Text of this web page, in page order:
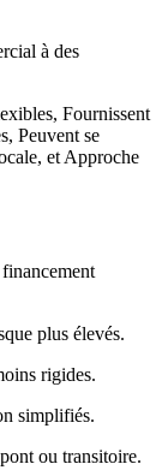
à des
Fournissent
Peuvent se
et Approche
plus élevés.
rigides.
simplifiés.
ou transitoire.